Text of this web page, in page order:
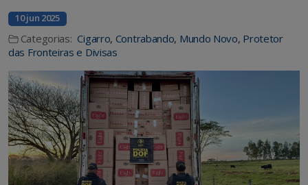
10 jun 2025
Categorias: Cigarro, Contrabando, Mundo Novo, Protetor
das Fronteiras e Divisas